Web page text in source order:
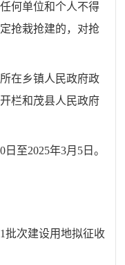
何单位和个人不得
抢栽抢建的，对抢
在乡镇人民政府政
栏和茂县人民政府
日至2025年3月5日。
批次建设用地拟征收